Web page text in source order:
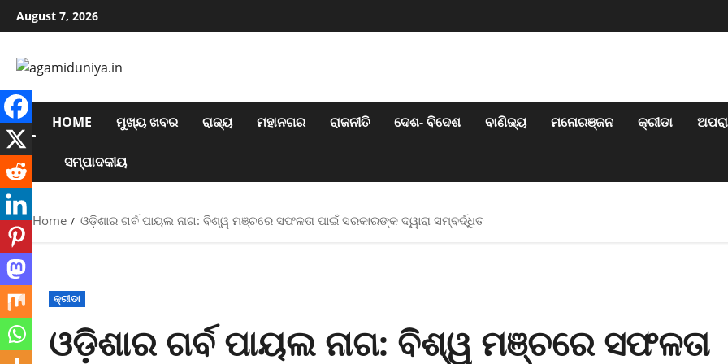
Skip
to
August 7, 2026
HOME ମୁଖ୍ୟ ଖବର ରାଜ୍ୟ ମହାନଗର ରାଜନୀତି ଦେଶ- ବିଦେଶ ବାଣିଜ୍ୟ ମନୋରଞ୍ଜନ କ୍ରୀଡା
ସମ୍ପାଦକୀୟ
Home ଓଡ଼ିଶାର ଗର୍ବ ପାୟଲ ନାଗ: ବିଶ୍ୱ ମଞ୍ଚରେ ସଫଳତା ପାଇଁ ସରକାରଙ୍କ ଦ୍ୱାରା ସମ୍ବର୍ଦ୍ଧିତ
କ୍ରୀଡା
ଓଡ଼ିଶାର ଗର୍ବ ପାୟଲ ନାଗ: ବିଶ୍ୱ ମଞ୍ଚରେ ସଫଳତା